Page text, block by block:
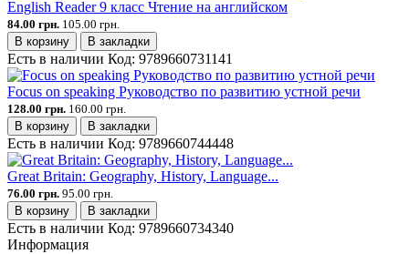
English Reader 9 класс Чтение на английском
84.00 грн. 105.00 грн.
В корзину
В закладки
Есть в наличии Код: 9789660731141
Focus on speaking Руководство по развитию устной речи
128.00 грн. 160.00 грн.
В корзину
В закладки
Есть в наличии Код: 9789660744448
Great Britain: Geography, History, Language...
76.00 грн. 95.00 грн.
В корзину
В закладки
Есть в наличии Код: 9789660734340
Информация